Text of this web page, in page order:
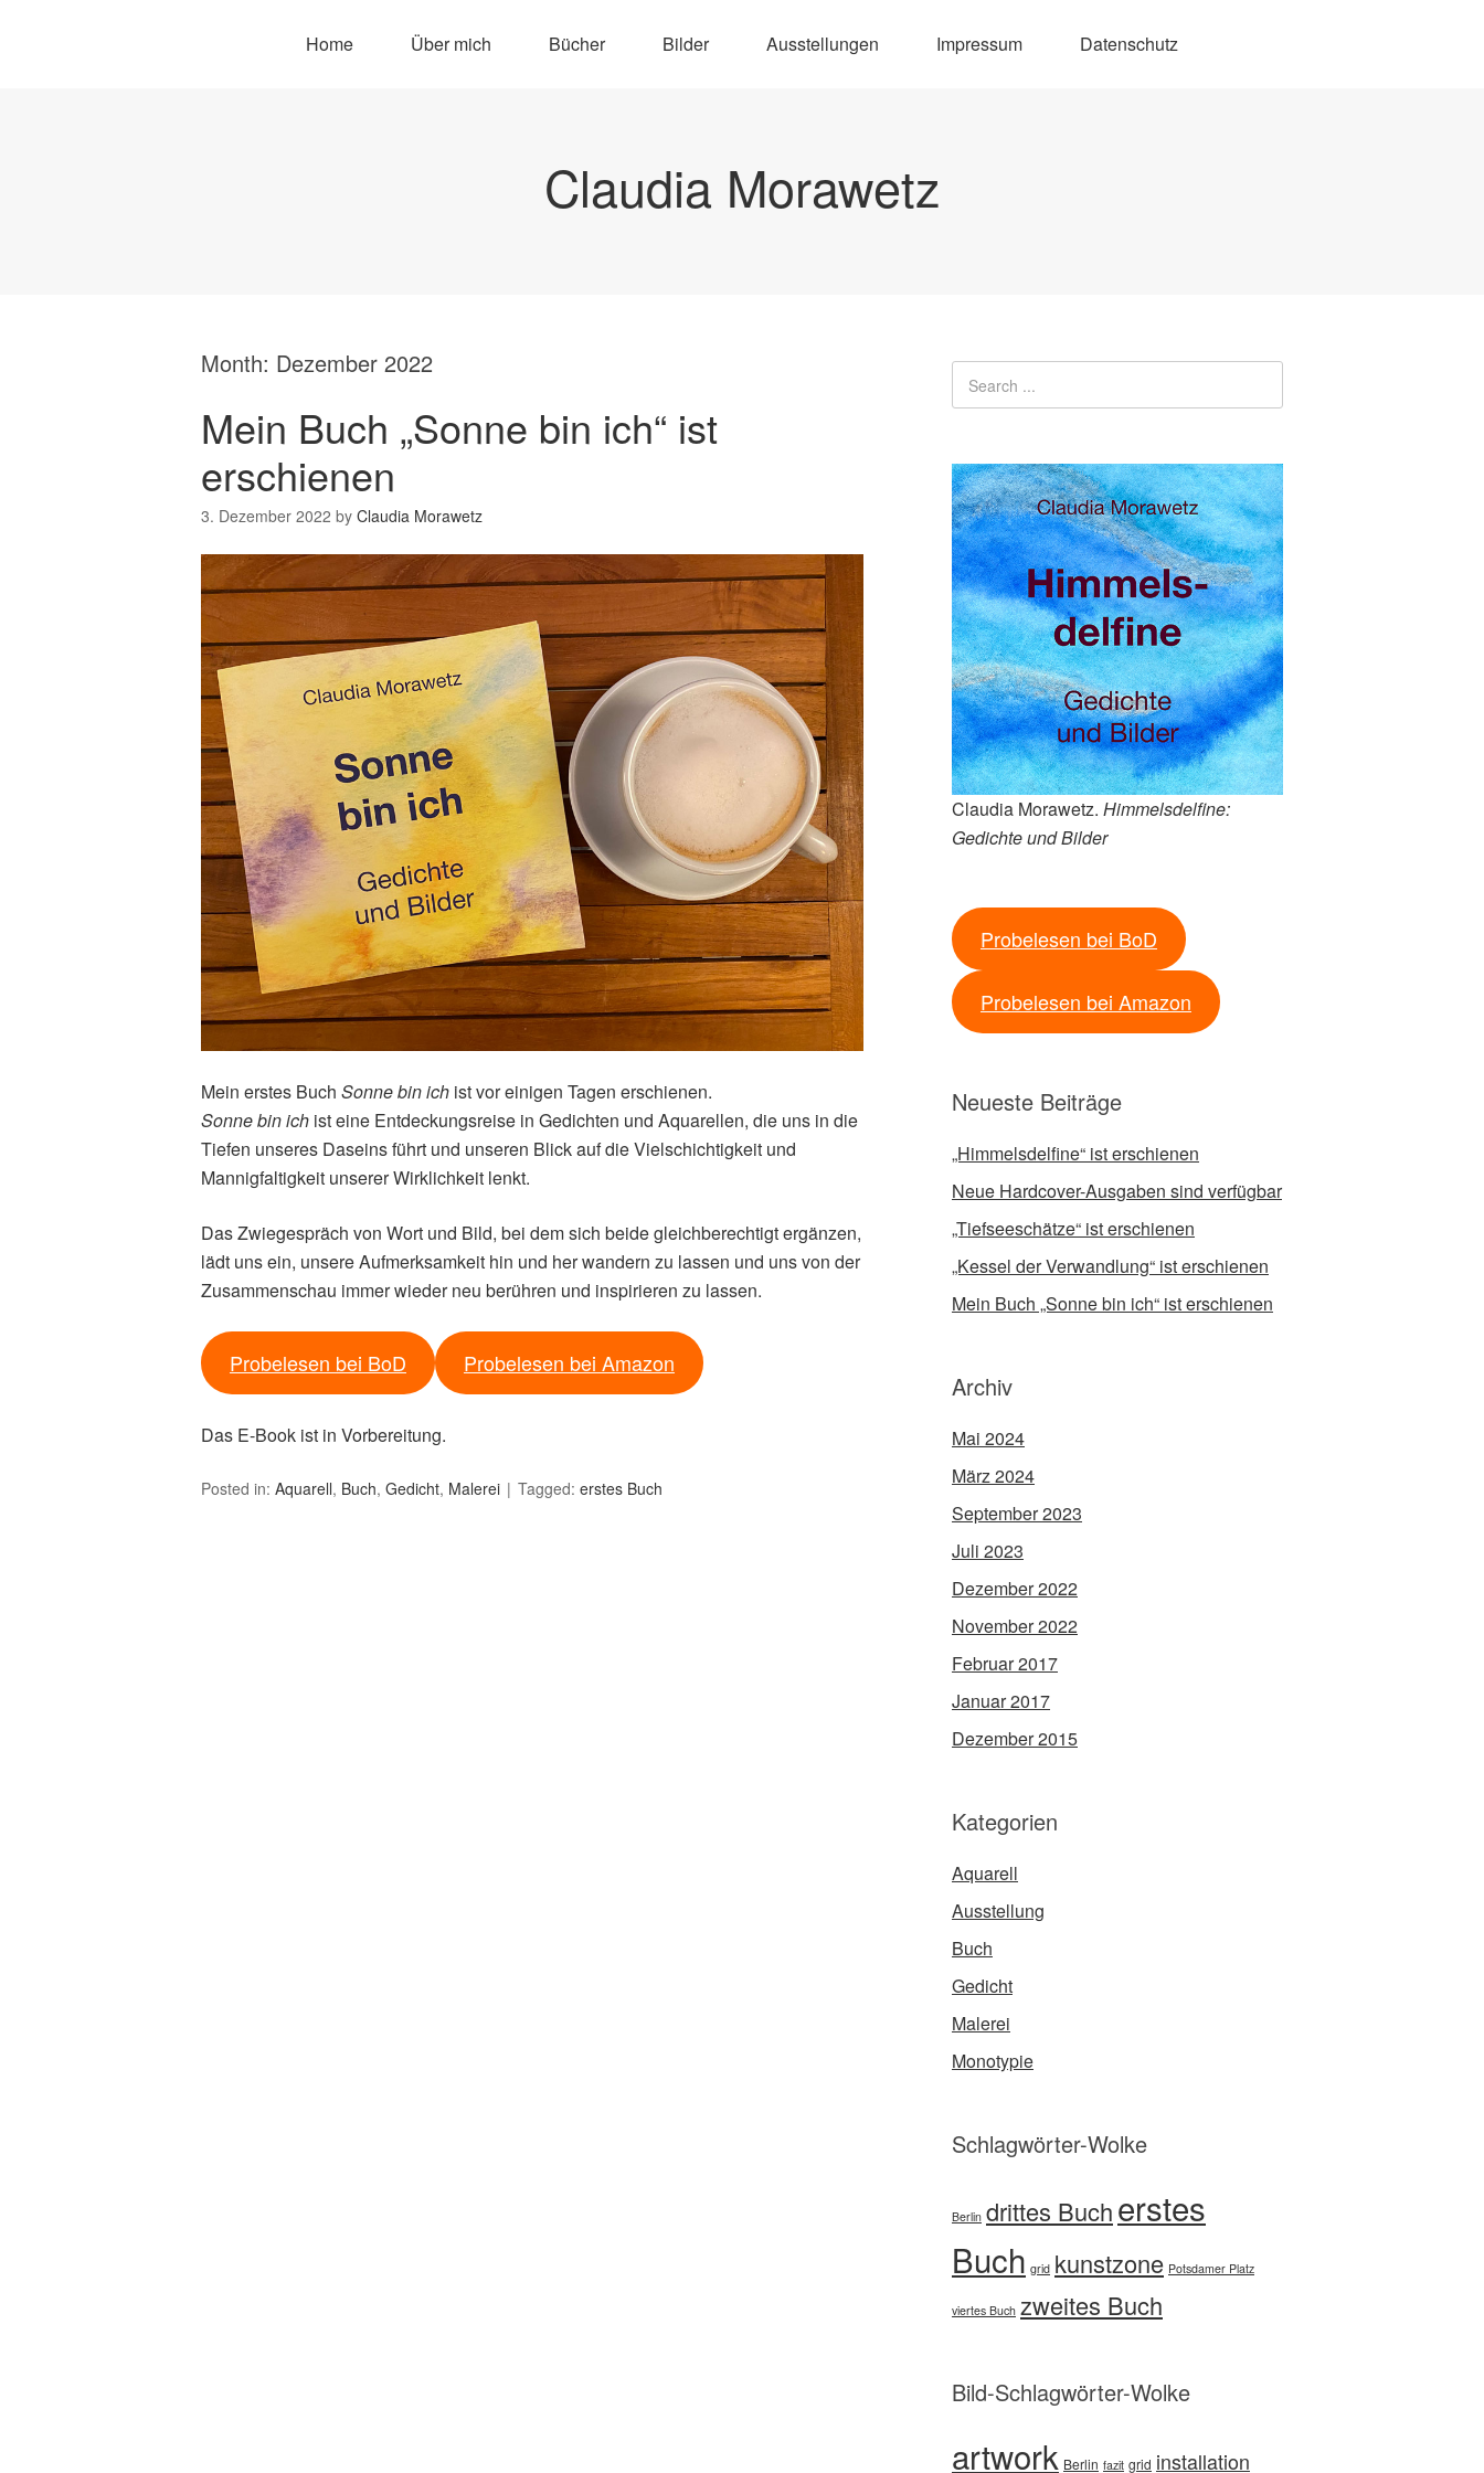
Home Über mich Bücher Bilder Ausstellungen Impressum Datenschutz
Claudia Morawetz
Month: Dezember 2022
Mein Buch „Sonne bin ich“ ist
erschienen
3. Dezember 2022 by Claudia Morawetz
Mein erstes Buch Sonne bin ich ist vor einigen Tagen erschienen.
Sonne bin ich ist eine Entdeckungsreise in Gedichten und Aquarellen, die uns in die
Tiefen unseres Daseins führt und unseren Blick auf die Vielschichtigkeit und
Mannigfaltigkeit unserer Wirklichkeit lenkt.
Das Zwiegespräch von Wort und Bild, bei dem sich beide gleichberechtigt ergänzen,
lädt uns ein, unsere Aufmerksamkeit hin und her wandern zu lassen und uns von der
Zusammenschau immer wieder neu berühren und inspirieren zu lassen.
Probelesen bei BoD Probelesen bei Amazon
Das E-Book ist in Vorbereitung.
Posted in: Aquarell, Buch, Gedicht, Malerei Tagged: erstes Buch
Claudia Morawetz. Himmelsdelfine:
Gedichte und Bilder
Probelesen bei BoD
Probelesen bei Amazon
Neueste Beiträge
„Himmelsdelfine“ ist erschienen
Neue Hardcover-Ausgaben sind verfügbar
„Tiefseeschätze“ ist erschienen
„Kessel der Verwandlung“ ist erschienen
Mein Buch „Sonne bin ich“ ist erschienen
Archiv
Mai 2024
März 2024
September 2023
Juli 2023
Dezember 2022
November 2022
Februar 2017
Januar 2017
Dezember 2015
Kategorien
Aquarell
Ausstellung
Buch
Gedicht
Malerei
Monotypie
Schlagwörter-Wolke
Berlin drittes Bucherstes
Buch grid kunstzone Potsdamer Platz
viertes Buch zweites Buch
Bild-Schlagwörter-Wolke
artwork Berlin fazit grid installation